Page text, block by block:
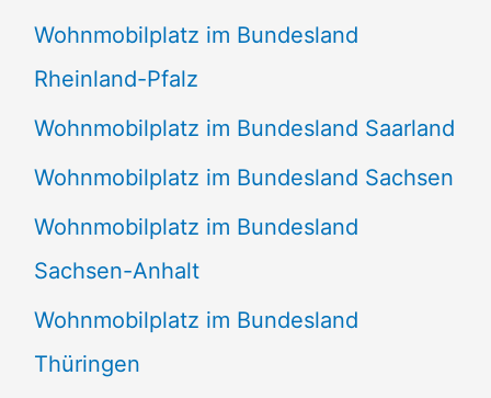
Wohnmobilplatz im Bundesland
Rheinland-Pfalz
Wohnmobilplatz im Bundesland Saarland
Wohnmobilplatz im Bundesland Sachsen
Wohnmobilplatz im Bundesland
Sachsen-Anhalt
Wohnmobilplatz im Bundesland
Thüringen